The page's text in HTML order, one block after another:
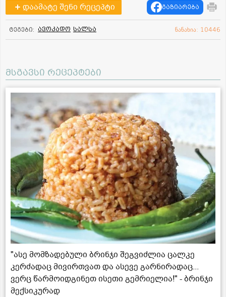
დაამატე შენი რეცეპტი გაზიარება
ტეგები: ავოკადო სალსა ნანახია: 10446
მსგავსი რეცეპტები
"ასე მომზადებული ბრინჯი შეგვიძლია ცალკე
კერძადაც მივირთვათ და ასევე გარნირადაც...
ვერც წარმოიდგინეთ ისეთი გემრიელია!" - ბრინჯი
მექსიკურად